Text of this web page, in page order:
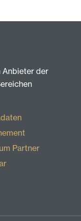
Anbieter der
Partner